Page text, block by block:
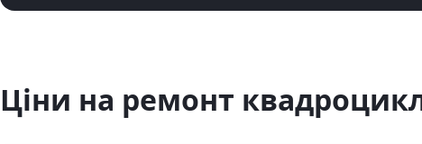
Ціни на ремонт